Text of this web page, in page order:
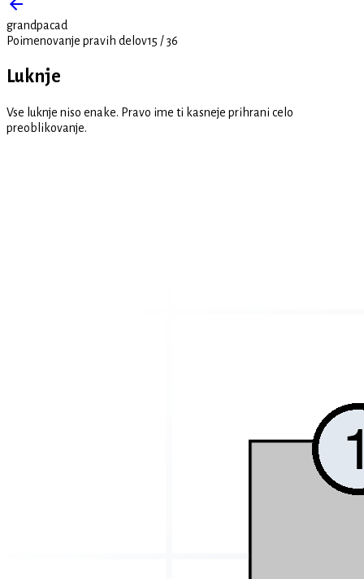
grandpacad
Poimenovanje pravih delov15 /36
Luknje
Vse luknje niso enake. Pravo ime ti kasneje prihrani celo
preoblikovanje.